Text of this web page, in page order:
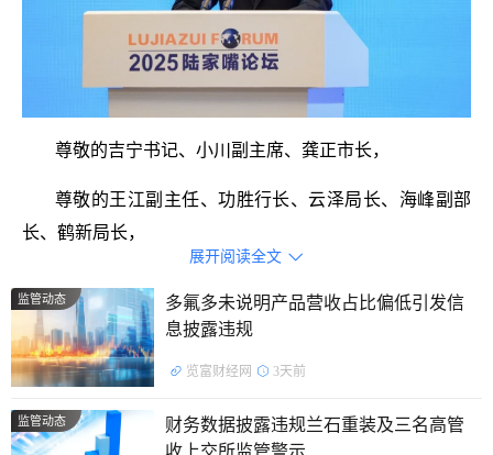
尊敬的吉宁书记、小川副主席、龚正市长，
尊敬的王江副主任、功胜行长、云泽局长、海峰副部
长、鹤新局长，
大家上午好！很高兴又一次参加陆家嘴论坛，见到很
多新老朋友。首先感谢论坛主办方的精心准备和周到安
整，既面临着前所未有的挑战，也孕育着新的发展机遇，
展开阅读全文 
监管动态
多氟多未说明产品营收占比偏低引发信
息披露违规
览富财经网 3天前
监管动态
财务数据披露违规兰石重装及三名高管
收上交所监管警示